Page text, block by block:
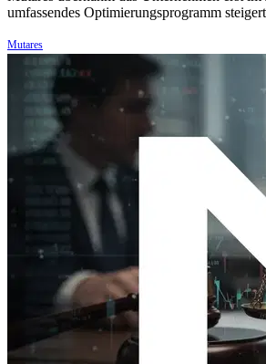
umfassendes Optimierungsprogramm
Mutares